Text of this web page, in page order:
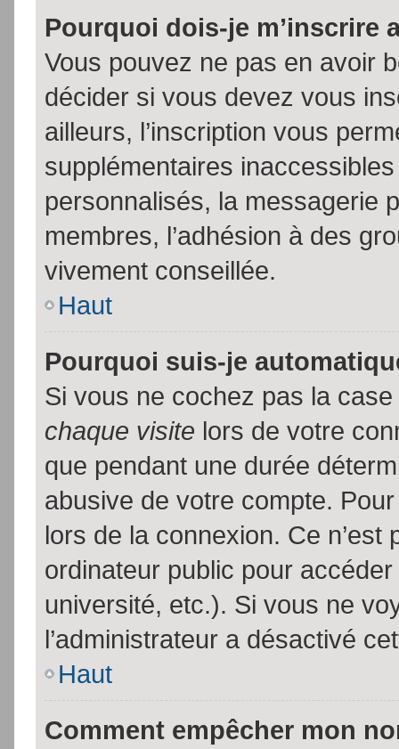
Pourquoi dois-je m’inscrire
Vous pouvez ne pas en avoir
décider si vous devez vous
ailleurs, l’inscription vous
supplémentaires
personnalisés, la messagerie
membres, l’adhésion à des
vivement conseillée.
Haut
Pourquoi suis-je
Si vous ne cochez pas la case
chaque visite lors de votre
que pendant une durée
abusive de votre compte.
lors de la connexion. Ce
ordinateur public pour
université, etc.). Si vous ne
l’administrateur a désactivé
Haut
Comment empêcher mon